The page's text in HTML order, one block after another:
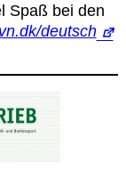
Spaß bei den
deutsch